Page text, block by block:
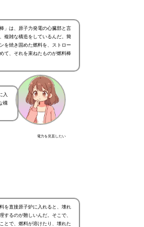
」は、原子力発電の心臓部と言
複雑な構造をしているんだ。簡
を焼き固めた燃料を、ストロー
て、それを束ねたものが燃料棒
電力を見直したい
入
構
を直接原子炉に入れると、壊れ
するのが難しいんだ。そこで、
とで、燃料が溶けたり、壊れた